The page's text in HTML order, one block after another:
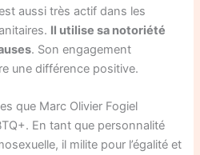
aussi très actif dans les
Il utilise sa notoriété
. Son engagement
une différence positive.
que Marc Olivier Fogiel
En tant que personnalité
il milite pour l’égalité et